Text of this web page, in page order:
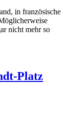
in französische
nicht mehr so
Platz